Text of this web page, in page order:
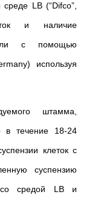
LВ (“Difco”,
и наличие
с помощью
используя
штамма,
в течение 18-24
клеток с
суспензию
средой LB и